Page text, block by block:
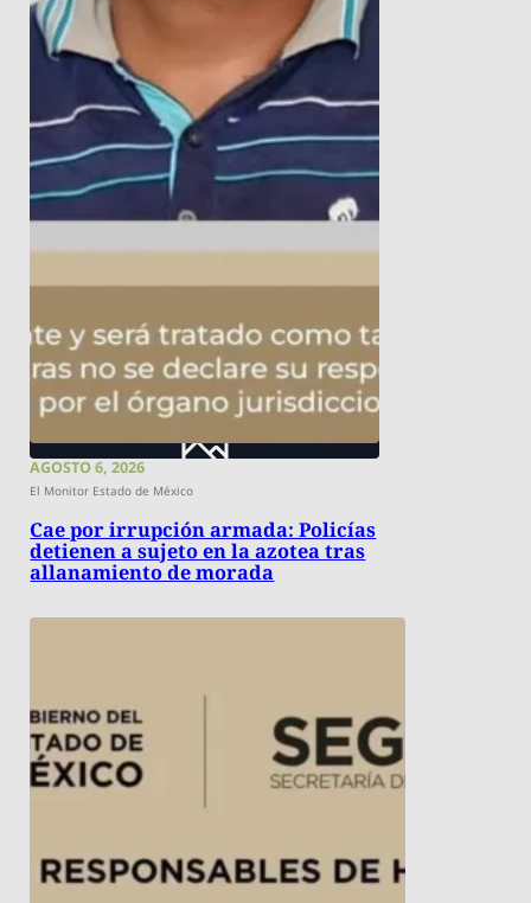
AGOSTO 6, 2026
El Monitor Estado de México
Cae por irrupción armada: Policías
detienen a sujeto en la azotea tras
allanamiento de morada